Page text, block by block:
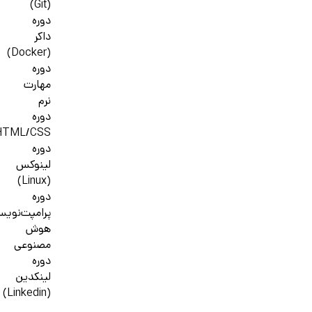
(Git)
دوره
داکر
(Docker)
دوره
مهارت
نرم
دوره
CSS
دوره
لینوکس
(Linux)
دوره
هوش
مصنوعی
دوره
لینکدین
(Linkedin)